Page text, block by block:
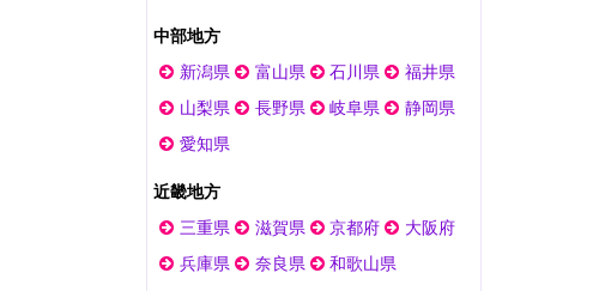
中部地方
新潟県
富山県 石川県
福井県
山梨県
長野県 岐阜県
静岡県
愛知県
近畿地方
三重県
滋賀県 京都府
大阪府
兵庫県
奈良県 和歌山県